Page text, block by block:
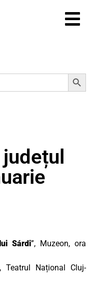
Search Button
Sárdi”, Muzeon, ora
Teatrul Național Cluj-